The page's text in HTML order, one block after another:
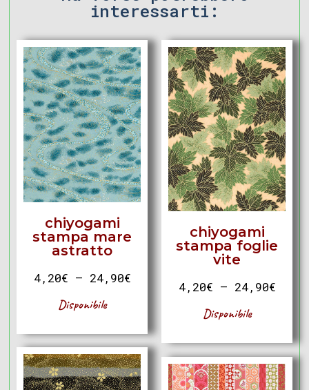
interessarti:
chiyogami
stampa mare
astratto
4,20€ – 24,90€
Disponibile
chiyogami
stampa foglie
vite
4,20€ – 24,90€
Disponibile